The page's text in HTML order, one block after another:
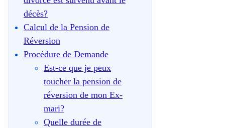
décès?
Calcul de la Pension de
Réversion
Procédure de Demande
Est-ce que je peux
toucher la pension de
réversion de mon Ex-
mari?
Quelle durée de